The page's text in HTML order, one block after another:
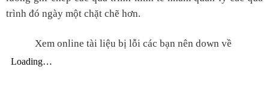
trình đó ngày một chặt chẽ hơn.
Xem online tài liệu bị lỗi các bạn nên down về